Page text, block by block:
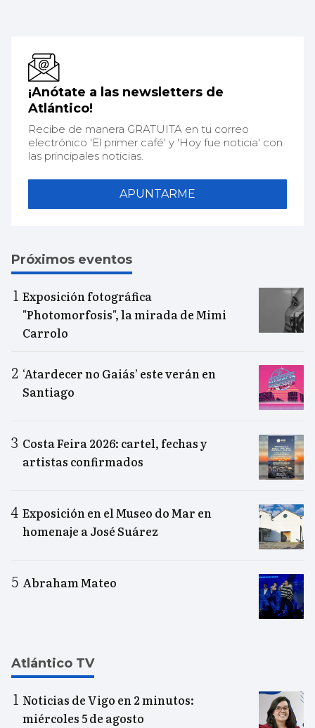
¡Anótate a las newsletters de
Atlántico!
Recibe de manera GRATUITA en tu correo
electrónico 'El primer café' y 'Hoy fue noticia' con
las principales noticias.
APUNTARME
Próximos eventos
Exposición fotográfica
"Photomorfosis", la mirada de Mimi
Carrolo
‘Atardecer no Gaiás’ este verán en
Santiago
Costa Feira 2026: cartel, fechas y
artistas confirmados
Exposición en el Museo do Mar en
homenaje a José Suárez
Abraham Mateo
Atlántico TV
Noticias de Vigo en 2 minutos:
miércoles 5 de agosto